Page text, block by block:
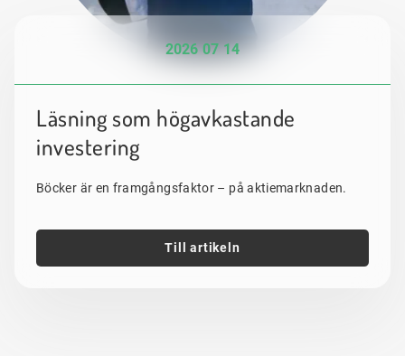
2026 07 14
Läsning som högavkastande
investering
Böcker är en framgångsfaktor – på aktiemarknaden.
Till artikeln